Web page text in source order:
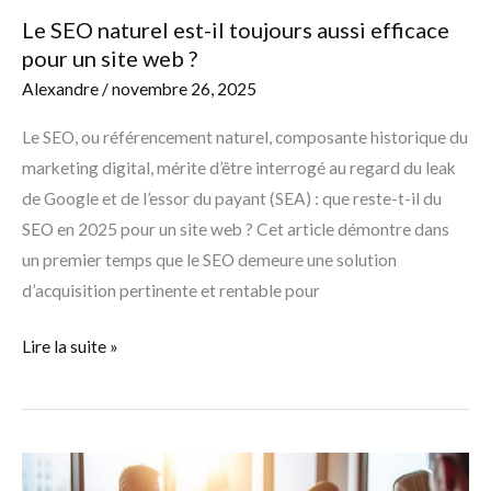
Le SEO naturel est-il toujours aussi efficace
pour un site web ?
Alexandre/novembre 26, 2025
Le SEO, ou référencement naturel, composante historique du
marketing digital, mérite d’être interrogé au regard du leak
de Google et de l’essor du payant (SEA) : que reste-t-il du
SEO en 2025 pour un site web ? Cet article démontre dans
un premier temps que le SEO demeure une solution
d’acquisition pertinente et rentable pour
web ?
Lire la suite »